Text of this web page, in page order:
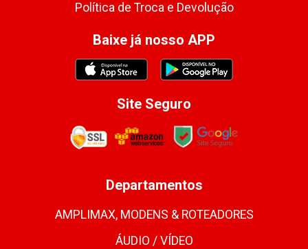
Política de Troca e Devolução
Baixe já nosso APP
Site Seguro
Departamentos
AMPLIMAX, MODENS & ROTEADORES
ÁUDIO / VÍDEO